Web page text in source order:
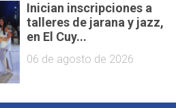
Inician inscripciones a
talleres de jarana y jazz,
en El Cuy...
06 de agosto de 2026